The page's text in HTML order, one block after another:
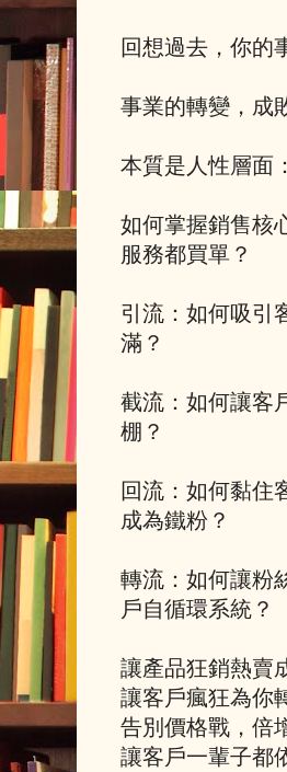
回想過去，你的
事業的轉變，成
本質是人性層面
如何掌握銷售核
服務都買單？
引流：如何吸引
滿？
截流：如何讓客
棚？
回流：如何黏住
成為鐵粉？
轉流：如何讓粉
戶自循環系統？
讓產品狂銷熱賣
讓客戶瘋狂為你
告別價格戰，倍
讓客戶一輩子都